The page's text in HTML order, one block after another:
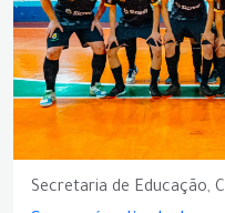
Secretaria de Educação,